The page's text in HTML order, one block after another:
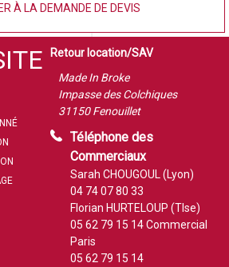
À LA DEMANDE DE DEVIS
Retour location/SAV
Made In Broke
Impasse des Colchiques
31150 Fenouillet
Téléphone des
Commerciaux
Sarah CHOUGOUL (Lyon)
04 74 07 80 33
Florian HURTELOUP (Tlse)
05 62 79 15 14Commercial
Paris
05 62 79 15 14